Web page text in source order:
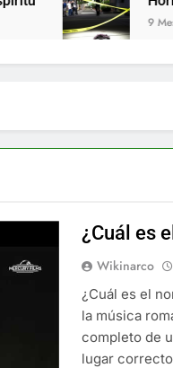
9 Meses Atrás
¿Cuál es
Wikinarco
¿Cuál es el
la música
completo de
lugar